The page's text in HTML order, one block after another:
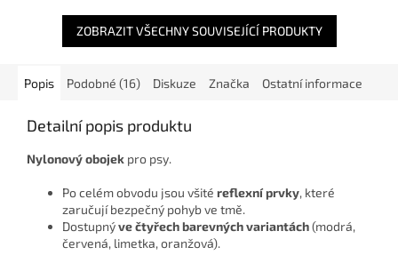
prvky,...
ZOBRAZIT VŠECHNY SOUVISEJÍCÍ PRODUKTY
Popis Podobné (16) Diskuze Značka Ostatní informace
Detailní popis produktu
Nylonový obojek pro psy.
Po celém obvodu jsou všité reflexní prvky, které
zaručují bezpečný pohyb ve tmě.
Dostupnýve čtyřech barevných variantách(modrá,
červená, limetka, oranžová).